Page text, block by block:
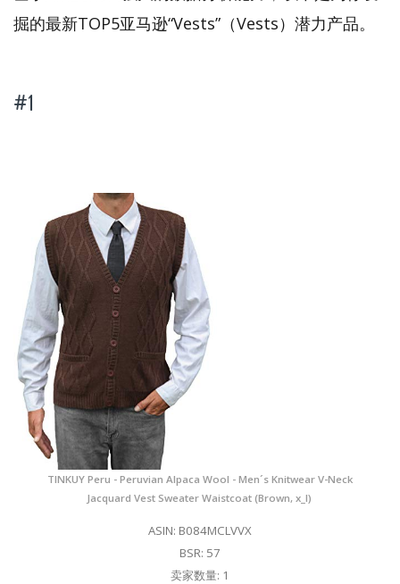
掘的最新TOP5亚马逊“Vests”（Vests）潜力产品。
#1
TINKUY Peru - Peruvian Alpaca Wool - Men´s Knitwear V-Neck
Jacquard Vest Sweater Waistcoat (Brown, x_l)
ASIN: B084MCLVVX
BSR: 57
卖家数量: 1